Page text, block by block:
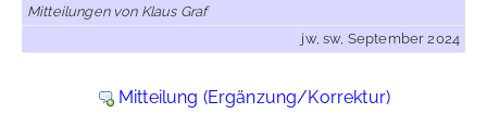
Mitteilungen von Klaus Graf
jw, sw, September 2024
Mitteilung (Ergänzung/Korrektur)